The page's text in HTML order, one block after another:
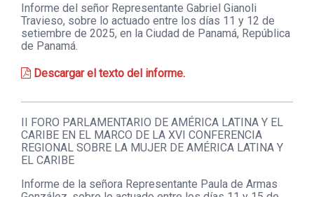
Informe del señor Representante Gabriel Gianoli
Travieso, sobre lo actuado entre los días 11 y 12 de
setiembre de 2025, en la Ciudad de Panamá, República
de Panamá.
Descargar el texto del informe.
II FORO PARLAMENTARIO DE AMÉRICA LATINA Y EL
CARIBE EN EL MARCO DE LA XVI CONFERENCIA
REGIONAL SOBRE LA MUJER DE AMÉRICA LATINA Y
EL CARIBE
Informe de la señora Representante Paula de Armas